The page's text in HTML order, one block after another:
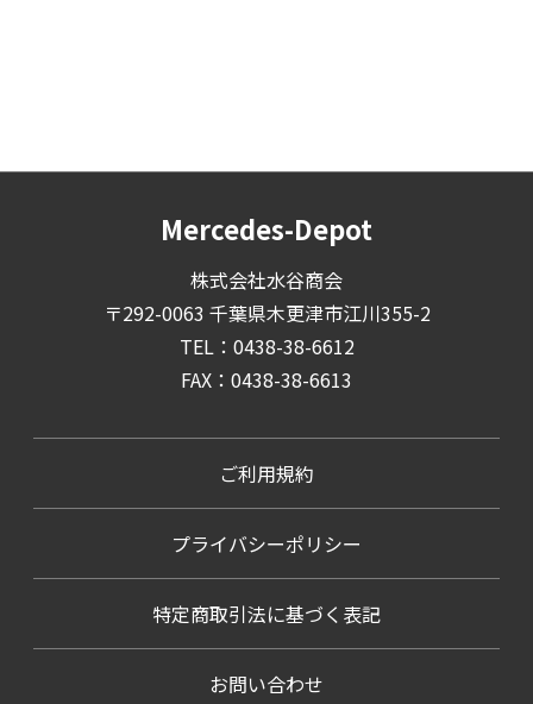
Mercedes-Depot
株式会社水谷商会
〒292-0063 千葉県木更津市江川355-2
TEL：0438-38-6612
FAX：0438-38-6613
ご利用規約
プライバシーポリシー
特定商取引法に基づく表記
お問い合わせ